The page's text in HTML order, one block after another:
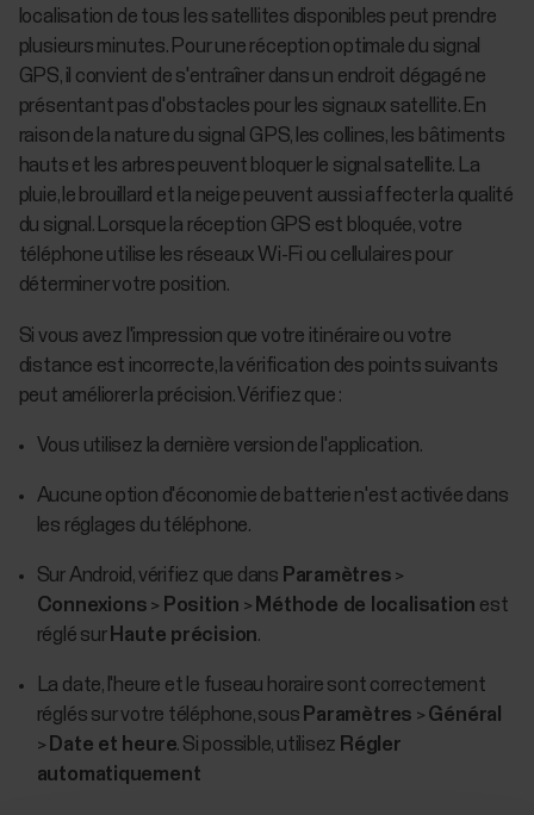
localisation de tous les satellites disponibles peut prendre
plusieurs minutes. Pour une réception optimale du signal
GPS, il convient de s'entraîner dans un endroit dégagé ne
présentant pas d'obstacles pour les signaux satellite. En
raison de la nature du signal GPS, les collines, les bâtiments
hauts et les arbres peuvent bloquer le signal satellite. La
pluie, le brouillard et la neige peuvent aussi affecter la qualité
du signal. Lorsque la réception GPS est bloquée, votre
téléphone utilise les réseaux Wi-Fi ou cellulaires pour
déterminer votre position.
Si vous avez l'impression que votre itinéraire ou votre
distance est incorrecte, la vérification des points suivants
peut améliorer la précision. Vérifiez que :
Vous utilisez la dernière version de l'application.
Aucune option d'économie de batterie n'est activée dans
les réglages du téléphone.
Sur Android, vérifiez que dans Paramètres >
Connexions > Position > Méthode de localisation est
réglé sur Haute précision.
La date, l'heure et le fuseau horaire sont correctement
réglés sur votre téléphone, sous Paramètres >Général
> Date et heure. Si possible, utilisez Régler
automatiquement